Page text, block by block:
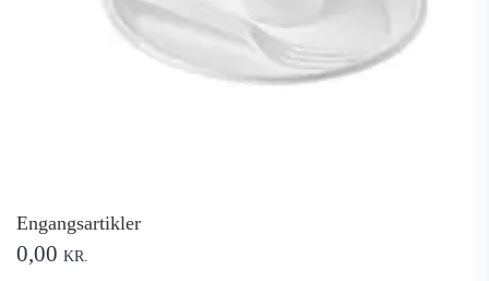
Engangsartikler
0,00 KR.